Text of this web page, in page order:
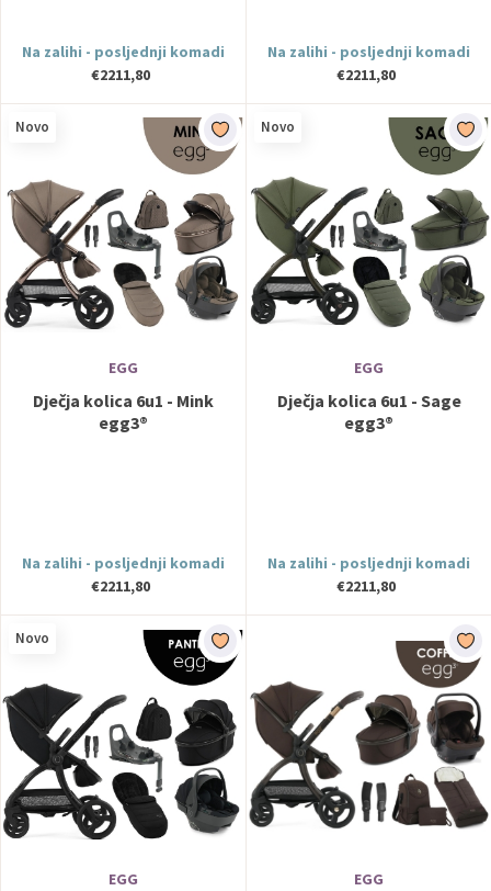
Na zalihi - posljednji komadi
€2211,80
Na zalihi - posljednji komadi
€2211,80
Novo
EGG
Dječja kolica 6u1 - Mink
egg3®
Na zalihi - posljednji komadi
€2211,80
Novo
EGG
Dječja kolica 6u1 - Sage
egg3®
Na zalihi - posljednji komadi
€2211,80
Novo
EGG EGG